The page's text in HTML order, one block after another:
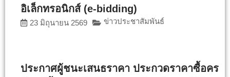
อิเล็กทรอนิกส์ (e-bidding)
23 มิถุนายน 2569 ข่าวประชาสัมพันธ์
ประกาศผู้ชนะเสนธราคา ประกวดราคาซื้อคร